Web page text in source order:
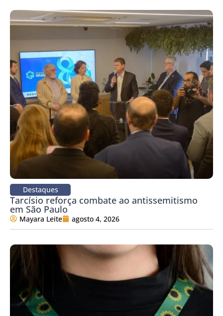
Destaques
Tarcísio reforça combate ao antissemitismo
em São Paulo
Mayara Leite agosto 4, 2026